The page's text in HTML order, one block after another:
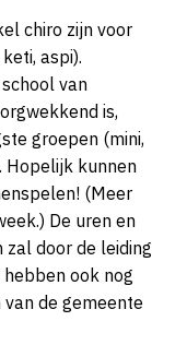
chiro zijn voor
aspi).
van
is,
groepen (mini,
Hopelijk kunnen
(Meer
De uren en
door de leiding
ook nog
de gemeente